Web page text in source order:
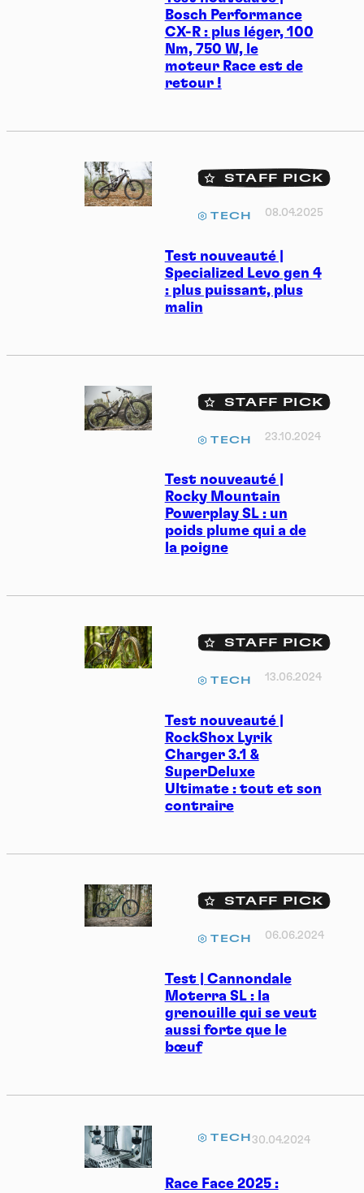
Bosch Performance
CX-R : plus léger, 100
Nm, 750 W, le
moteur Race est de
retour !
Test nouveauté |
Specialized Levo gen 4
: plus puissant, plus
malin
STAFF PICK
TECH 08.04.2025
Test nouveauté |
Rocky Mountain
Powerplay SL : un
poids plume qui a de
la poigne
STAFF PICK
TECH 23.10.2024
Test nouveauté |
RockShox Lyrik
Charger 3.1 &
SuperDeluxe
Ultimate : tout et son
contraire
STAFF PICK
TECH 13.06.2024
Test | Cannondale
Moterra SL : la
grenouille qui se veut
aussi forte que le
bœuf
STAFF PICK
TECH 06.06.2024
Race Face 2025 :
TECH30.04.2024